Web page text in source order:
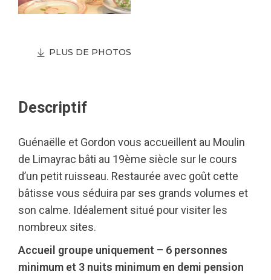
PLUS DE PHOTOS
Descriptif
Guénaëlle et Gordon vous accueillent au Moulin
de Limayrac bâti au 19ème siècle sur le cours
d’un petit ruisseau. Restaurée avec goût cette
bâtisse vous séduira par ses grands volumes et
son calme. Idéalement situé pour visiter les
nombreux sites.
Accueil groupe uniquement – 6 personnes
minimum et 3 nuits minimum en demi pension